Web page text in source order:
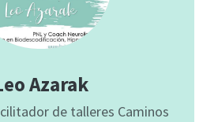
Azarak
de talleres Caminos